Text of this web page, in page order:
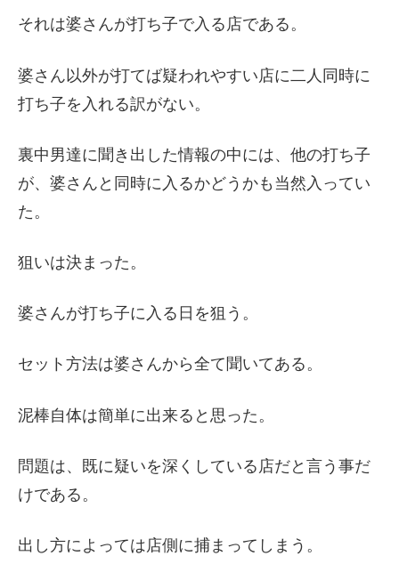
それは婆さんが打ち子で入る店である。
婆さん以外が打てば疑われやすい店に二人同時に
打ち子を入れる訳がない。
裏中男達に聞き出した情報の中には、他の打ち子
が、婆さんと同時に入るかどうかも当然入ってい
た。
狙いは決まった。
婆さんが打ち子に入る日を狙う。
セット方法は婆さんから全て聞いてある。
泥棒自体は簡単に出来ると思った。
問題は、既に疑いを深くしている店だと言う事だ
けである。
出し方によっては店側に捕まってしまう。